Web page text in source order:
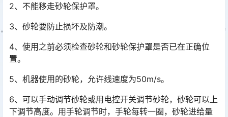
2、不能移走砂轮保护罩。
3、砂轮要防止损坏及防潮。
4、使用之前必须检查砂轮和砂轮保护罩是否已在正确位
置。
5、机器使用的砂轮，允许线速度为50m/s。
6、可以手动调节砂轮或用电控开关调节砂轮，砂轮可以上
下调节高度。用手轮调节时，手轮每转一圈，砂轮进给量